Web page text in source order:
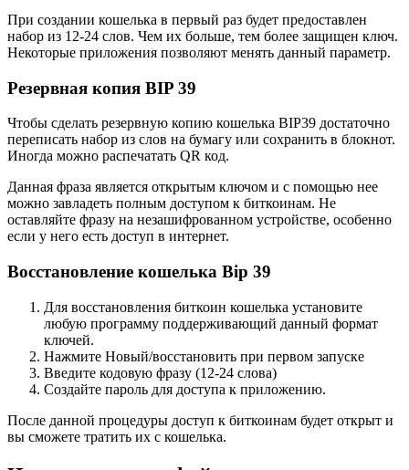
При создании кошелька в первый раз будет предоставлен
набор из 12-24 слов. Чем их больше, тем более защищен ключ.
Некоторые приложения позволяют менять данный параметр.
Резервная копия BIP 39
Чтобы сделать резервную копию кошелька BIP39 достаточно
переписать набор из слов на бумагу или сохранить в блокнот.
Иногда можно распечатать QR код.
Данная фраза является открытым ключом и с помощью нее
можно завладеть полным доступом к биткоинам. Не
оставляйте фразу на незашифрованном устройстве, особенно
если у него есть доступ в интернет.
Восстановление кошелька Bip 39
Для восстановления биткоин кошелька установите
любую программу поддерживающий данный формат
ключей.
Нажмите Новый/восстановить при первом запуске
Введите кодовую фразу (12-24 слова)
Создайте пароль для доступа к приложению.
После данной процедуры доступ к биткоинам будет открыт и
вы сможете тратить их с кошелька.